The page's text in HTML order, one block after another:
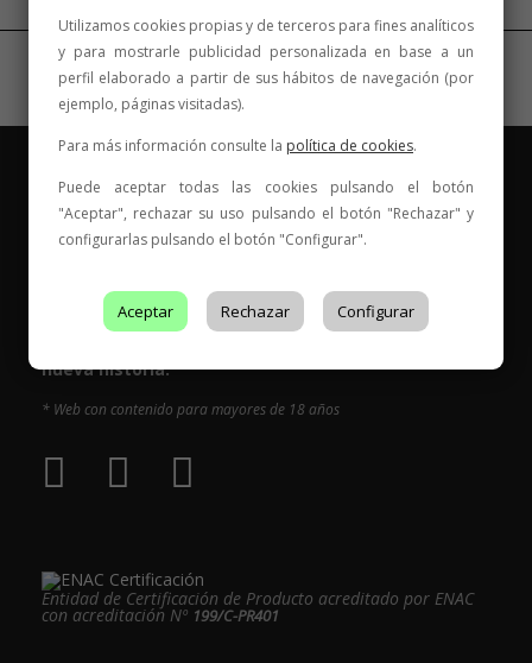
Vinos para compartir historias
Elige tu vino, con quién compartirlo y comienza una
nueva historia.
* Web con contenido para mayores de 18 años
Entidad de Certificación de Producto acreditado por ENAC
con acreditación Nº 199/C-PR401
Utilizamos cookies propias y de terceros para fines analíticos
y para mostrarle publicidad personalizada en base a un
perfil elaborado a partir de sus hábitos de navegación (por
ejemplo, páginas visitadas).
Para más información consulte la política de cookies.
Puede aceptar todas las cookies pulsando el botón
"Aceptar", rechazar su uso pulsando el botón "Rechazar" y
configurarlas pulsando el botón "Configurar".
Aceptar Rechazar Configurar